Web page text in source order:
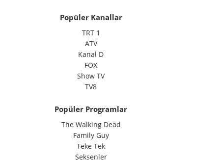
Popüler Kanallar
TRT 1
ATV
Kanal D
FOX
Show TV
TV8
Popüler Programlar
The Walking Dead
Family Guy
Teke Tek
Seksenler